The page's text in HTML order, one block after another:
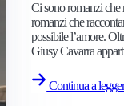
Ci sono romanzi che
romanzi che
possibile l’amore.
Giusy Cavarra
Continua a